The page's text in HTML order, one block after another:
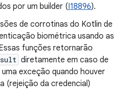
por um builder (I18896).
de corrotinas do Kotlin de
biométrica usando as
funções retornarão
diretamente em caso de
exceção quando houver
(rejeição da credencial)